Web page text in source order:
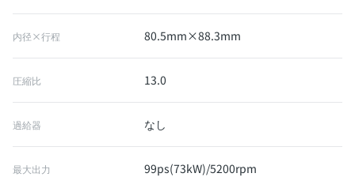
内径×行程 80.5mm×88.3mm
圧縮比 13.0
過給器 なし
最大出力 99ps(73kW)/5200rpm